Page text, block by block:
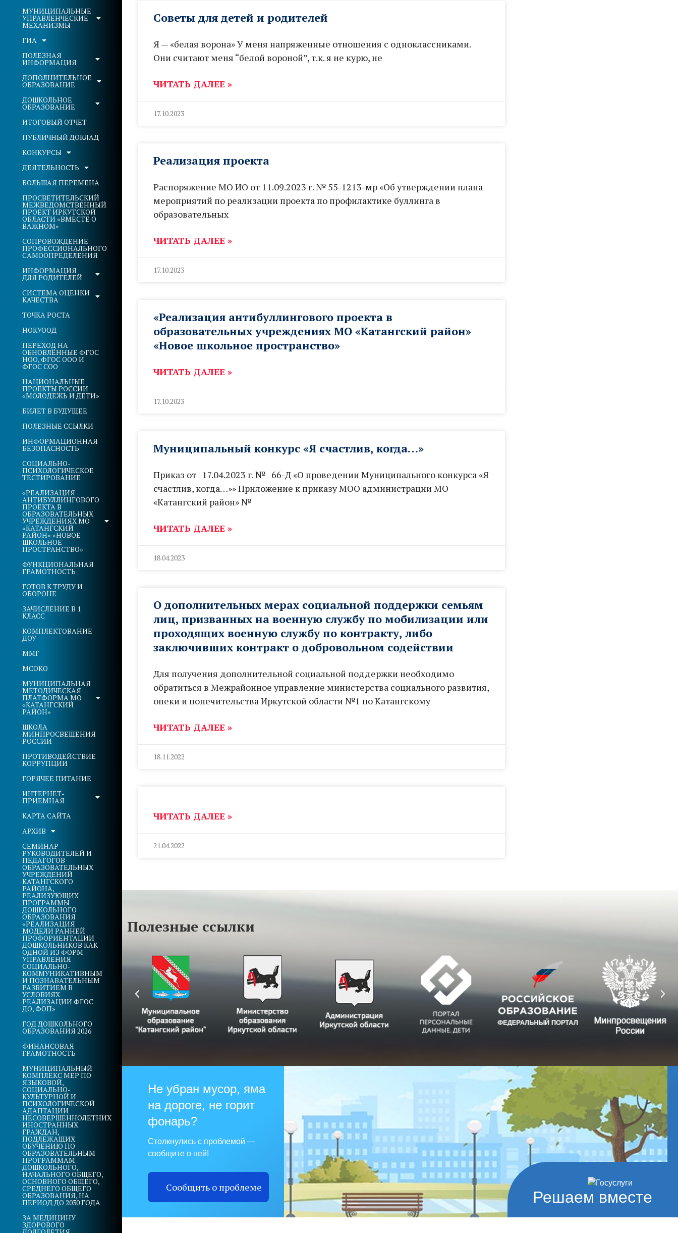
МУНИЦИПАЛЬНЫЕ
УПРАВЛЕНЧЕСКИЕ
МЕХАНИЗМЫ
ГИА
ПОЛЕЗНАЯ
ИНФОРМАЦИЯ
ДОПОЛНИТЕЛЬНОЕ
ОБРАЗОВАНИЕ
ДОШКОЛЬНОЕ
ОБРАЗОВАНИЕ
ИТОГОВЫЙ ОТЧЕТ
ПУБЛИЧНЫЙ ДОКЛАД
КОНКУРСЫ
ДЕЯТЕЛЬНОСТЬ
БОЛЬШАЯ ПЕРЕМЕНА
ПРОСВЕТИТЕЛЬСКИЙ
МЕЖВЕДОМСТВЕННЫЙ
ПРОЕКТ ИРКУТСКОЙ
ОБЛАСТИ «ВМЕСТЕ О
ВАЖНОМ»
СОПРОВОЖДЕНИЕ
ПРОФЕССИОНАЛЬНОГО
САМООПРЕДЕЛЕНИЯ
ИНФОРМАЦИЯ
ДЛЯ РОДИТЕЛЕЙ
СИСТЕМА ОЦЕНКИ
КАЧЕСТВА
ТОЧКА РОСТА
НОКУООД
ПЕРЕХОД НА
ОБНОВЛЁННЫЕ ФГОС
НОО, ФГОС ООО И
ФГОС СОО
НАЦИОНАЛЬНЫЕ
ПРОЕКТЫ РОССИИ
«МОЛОДЕЖЬ И ДЕТИ»
БИЛЕТ В БУДУЩЕЕ
ПОЛЕЗНЫЕ ССЫЛКИ
ИНФОРМАЦИОННАЯ
БЕЗОПАСНОСТЬ
СОЦИАЛЬНО-
ПСИХОЛОГИЧЕСКОЕ
ТЕСТИРОВАНИЕ
«РЕАЛИЗАЦИЯ
АНТИБУЛЛИНГОВОГО
ПРОЕКТА В
ОБРАЗОВАТЕЛЬНЫХ
УЧРЕЖДЕНИЯХ МО
«КАТАНГСКИЙ
РАЙОН» «НОВОЕ
ШКОЛЬНОЕ
ПРОСТРАНСТВО»
ФУНКЦИОНАЛЬНАЯ
ГРАМОТНОСТЬ
ГОТОВ К ТРУДУ И
ОБОРОНЕ
ЗАЧИСЛЕНИЕ В 1
КЛАСС
КОМПЛЕКТОВАНИЕ
ДОУ
ММГ
МСОКО
МУНИЦИПАЛЬНАЯ
МЕТОДИЧЕСКАЯ
ПЛАТФОРМА МО
«КАТАНГСКИЙ
РАЙОН»
ШКОЛА
МИНПРОСВЕЩЕНИЯ
РОССИИ
ПРОТИВОДЕЙСТВИЕ
КОРРУПЦИИ
ГОРЯЧЕЕ ПИТАНИЕ
ИНТЕРНЕТ-
ПРИЁМНАЯ
КАРТА САЙТА
АРХИВ
СЕМИНАР
РУКОВОДИТЕЛЕЙ И
ПЕДАГОГОВ
ОБРАЗОВАТЕЛЬНЫХ
УЧРЕЖДЕНИЙ
КАТАНГСКОГО
РАЙОНА,
РЕАЛИЗУЮЩИХ
ПРОГРАММЫ
ДОШКОЛЬНОГО
ОБРАЗОВАНИЯ
«РЕАЛИЗАЦИЯ
МОДЕЛИ РАННЕЙ
ПРОФОРИЕНТАЦИИ
ДОШКОЛЬНИКОВ КАК
ОДНОЙ ИЗ ФОРМ
УПРАВЛЕНИЯ
СОЦИАЛЬНО-
КОММУНИКАТИВНЫМ
И ПОЗНАВАТЕЛЬНЫМ
РАЗВИТИЕМ В
УСЛОВИЯХ
РЕАЛИЗАЦИИ ФГОС
ДО, ФОП»
ГОД ДОШКОЛЬНОГО
ОБРАЗОВАНИЯ 2026
ФИНАНСОВАЯ
ГРАМОТНОСТЬ
МУНИЦИПАЛЬНЫЙ
КОМПЛЕКС МЕР ПО
ЯЗЫКОВОЙ,
СОЦИАЛЬНО-
КУЛЬТУРНОЙ И
ПСИХОЛОГИЧЕСКОЙ
АДАПТАЦИИ
НЕСОВЕРШЕННОЛЕТНИХ
ИНОСТРАННЫХ
ГРАЖДАН,
ПОДЛЕЖАЩИХ
ОБУЧЕНИЮ ПО
ОБРАЗОВАТЕЛЬНЫМ
ПРОГРАММАМ
ДОШКОЛЬНОГО,
НАЧАЛЬНОГО ОБЩЕГО,
ОСНОВНОГО ОБЩЕГО,
СРЕДНЕГО ОБЩЕГО
ОБРАЗОВАНИЯ, НА
ПЕРИОД ДО 2030 ГОДА
ЗА МЕДИЦИНУ
ЗДОРОВОГО
Советы для детей и родителей
Я — «белая ворона» У меня напряженные отношения с одноклассниками.
Они считают меня “белой вороной”, т.к. я не курю, не
ЧИТАТЬ ДАЛЕЕ »
17.10.2023
Реализация проекта
Распоряжение МО ИО от 11.09.2023 г. № 55-1213-мр «Об утверждении плана
мероприятий по реализации проекта по профилактике буллинга в
образовательных
ЧИТАТЬ ДАЛЕЕ »
17.10.2023
«Реализация антибуллингового проекта в
образовательных учреждениях МО «Катангский район»
«Новое школьное пространство»
ЧИТАТЬ ДАЛЕЕ »
17.10.2023
Муниципальный конкурс «Я счастлив, когда…»
Приказ от 17.04.2023 г. № 66-Д «О проведении Муниципального конкурса «Я
счастлив, когда…»» Приложение к приказу МОО администрации МО
«Катангский район» №
ЧИТАТЬ ДАЛЕЕ »
18.04.2023
О дополнительных мерах социальной поддержки семьям
лиц, призванных на военную службу по мобилизации или
проходящих военную службу по контракту, либо
заключивших контракт о добровольном содействии
Для получения дополнительной социальной поддержки необходимо
обратиться в Межрайонное управление министерства социального развития,
опеки и попечительства Иркутской области №1 по Катангскому
ЧИТАТЬ ДАЛЕЕ »
18.11.2022
ЧИТАТЬ ДАЛЕЕ »
21.04.2022
Полезные ссылки
Решаем вместе
Не убран мусор, яма
на дороге, не горит
фонарь?
Столкнулись с проблемой —
сообщите о ней!
Сообщить о проблеме